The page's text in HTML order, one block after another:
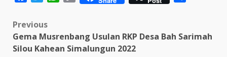
Post
navigation
Previous
Gema Musrenbang Usulan RKP Desa Bah Sarimah
Silou Kahean Simalungun 2022